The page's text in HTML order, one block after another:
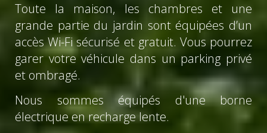
Toute la maison, les chambres et une
grande partie du jardin sont équipées d’un
accès Wi-Fi sécurisé et gratuit. Vous pourrez
garer votre véhicule dans un parking privé
et ombragé.
Nous sommes équipés d'une borne
électrique en recharge lente.